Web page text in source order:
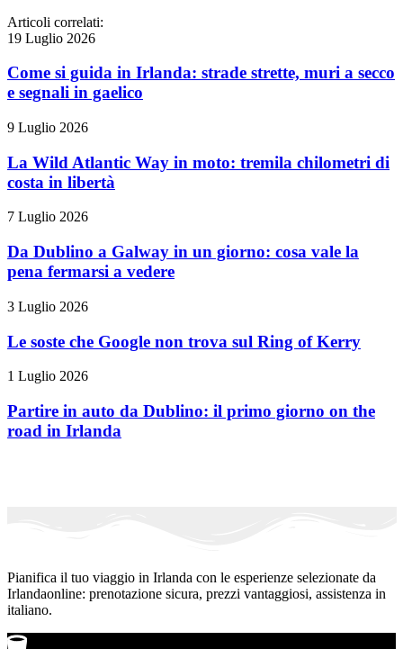
Articoli correlati:
19 Luglio 2026
Come si guida in Irlanda: strade strette, muri a secco
e segnali in gaelico
9 Luglio 2026
La Wild Atlantic Way in moto: tremila chilometri di
costa in libertà
7 Luglio 2026
Da Dublino a Galway in un giorno: cosa vale la
pena fermarsi a vedere
3 Luglio 2026
Le soste che Google non trova sul Ring of Kerry
1 Luglio 2026
Partire in auto da Dublino: il primo giorno on the
road in Irlanda
Pianifica il tuo viaggio in Irlanda con le esperienze selezionate da
Irlandaonline: prenotazione sicura, prezzi vantaggiosi, assistenza in
italiano.